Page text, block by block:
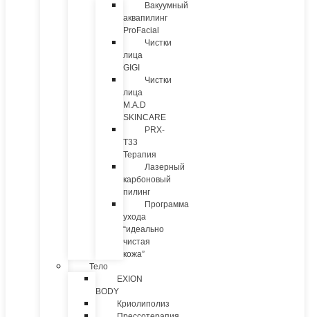
Вакуумный
аквапилинг
ProFacial
Чистки
лица
GIGI
Чистки
лица
M.A.D
SKINCARE
PRX-
T33
Терапия
Лазерный
карбоновый
пилинг
Программа
ухода
“идеально
чистая
кожа”
Тело
EXION
BODY
Криолиполиз